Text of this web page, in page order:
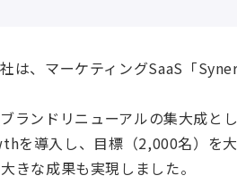
は、マーケティングSaaS「
ランドリニューアルの集大成と
を導入し、目標（2,000名）を
きな成果も実現しました。